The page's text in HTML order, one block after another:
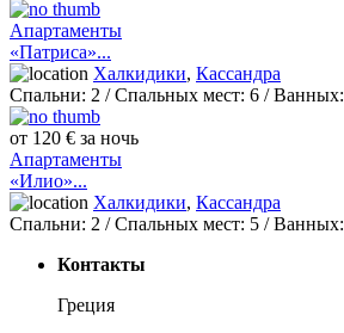
Апартаменты
«Патриса»...
Халкидики, Кассандра
Спальни: 2 / Спальных мест: 6 /Ванных:
от 120 € за ночь
Апартаменты
«Илио»...
Халкидики, Кассандра
Спальни: 2 / Спальных мест: 5 /Ванных:
Контакты
Греция